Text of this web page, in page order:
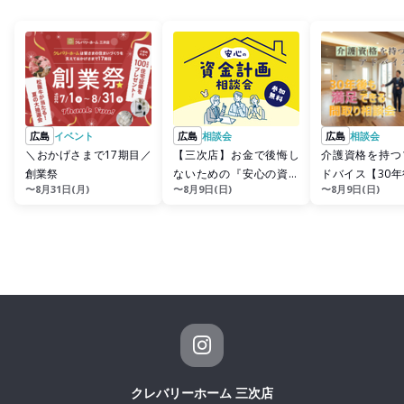
広島 イベント
＼おかげさまで17期目／
創業祭
〜8月31日(月)
広島 相談会
【三次店】お金で後悔し
ないための『安心の資金
計画』相談会
〜8月9日(日)
広島 相談会
介護資格を持
ドバイス【30
できる間取り相
〜8月9日(日)
クレバリーホーム 三次店